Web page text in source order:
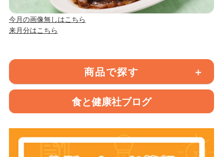
今月の画像無しはこちら
来月分はこちら
商品で探す
食と健康社ブログ